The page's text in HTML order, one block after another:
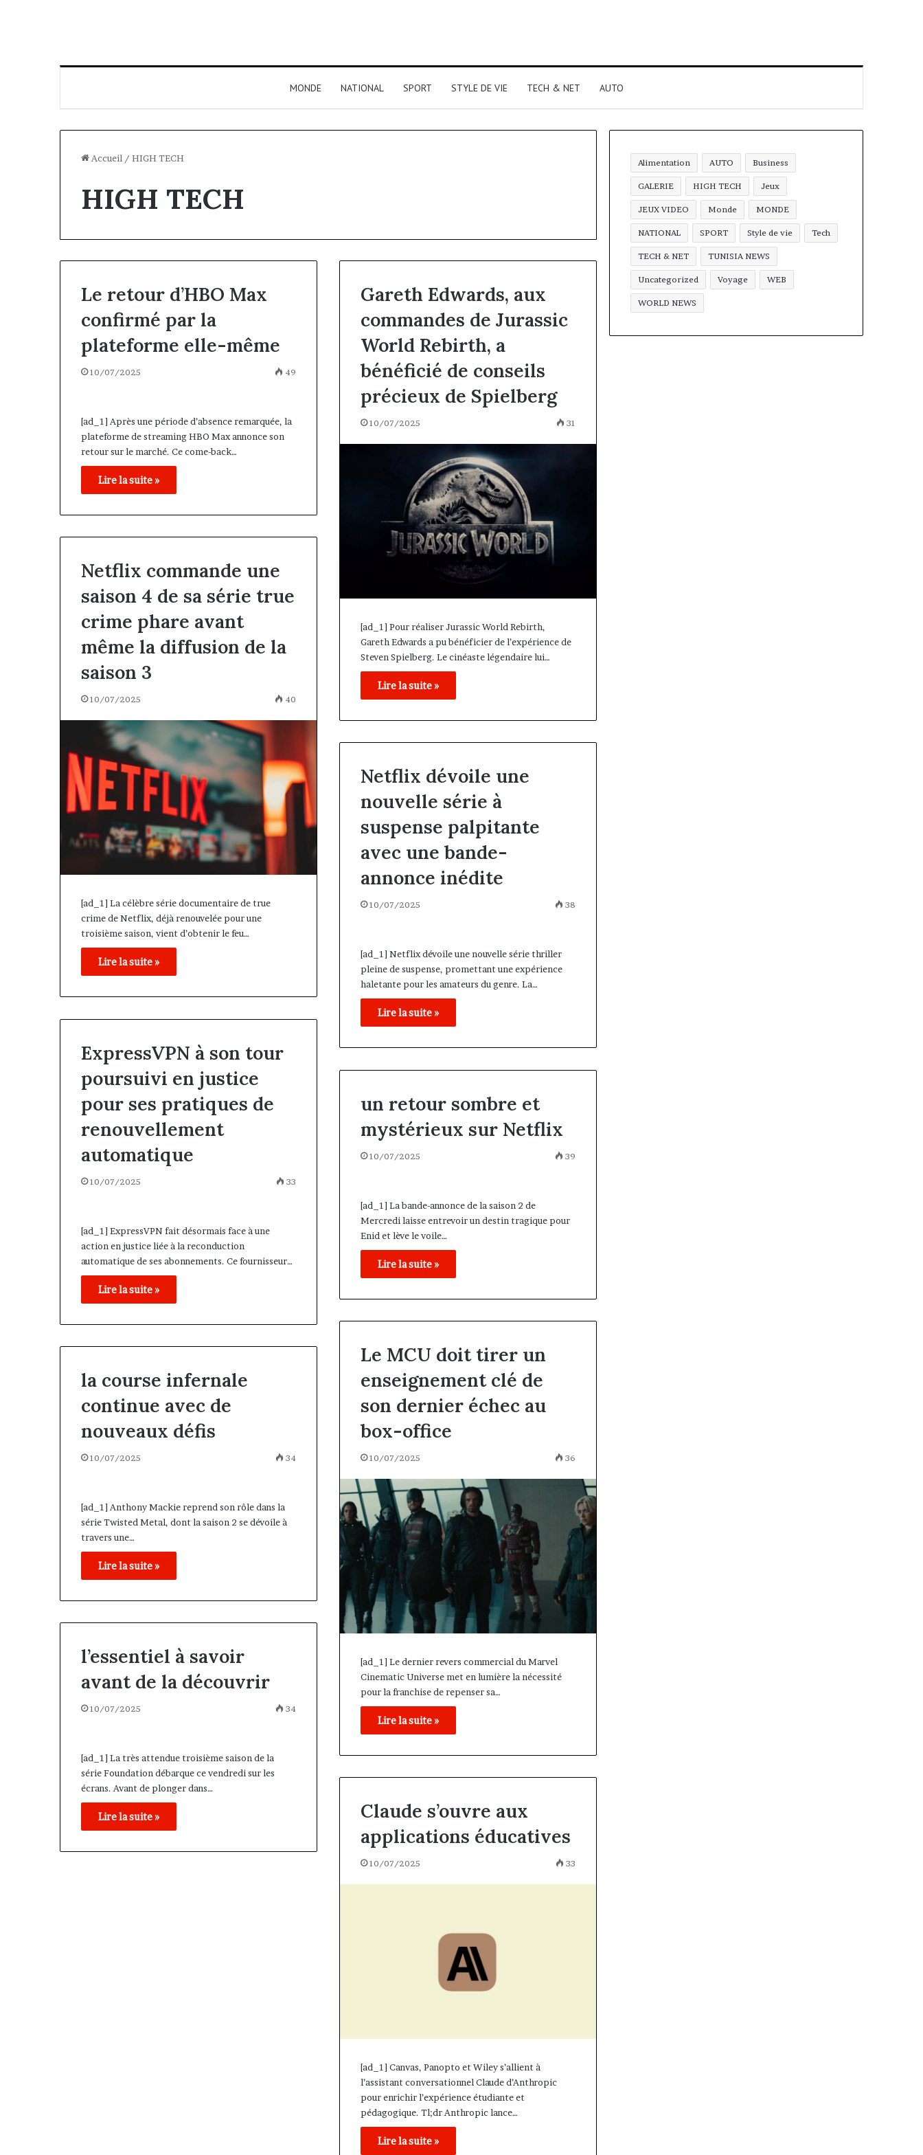
MONDE NATIONAL SPORT STYLE DE VIE TECH & NET AUTO
Accueil / HIGH TECH
HIGH TECH
Le retour d’HBO Max
confirmé par la
plateforme elle-même
10/07/2025 49
[ad_1] Après une période d’absence remarquée, la
plateforme de streaming HBO Max annonce son
retour sur le marché. Ce come-back…
Lire la suite »
Gareth Edwards, aux
commandes de Jurassic
World Rebirth, a
bénéficié de conseils
précieux de Spielberg
10/07/2025 31
[ad_1] Pour réaliser Jurassic World Rebirth,
Gareth Edwards a pu bénéficier de l’expérience de
Steven Spielberg. Le cinéaste légendaire lui…
Lire la suite »
Netflix commande une
saison 4 de sa série true
crime phare avant
même la diffusion de la
saison 3
10/07/2025 40
[ad_1] La célèbre série documentaire de true
crime de Netflix, déjà renouvelée pour une
troisième saison, vient d’obtenir le feu…
Lire la suite »
Netflix dévoile une
nouvelle série à
suspense palpitante
avec une bande-
annonce inédite
10/07/2025 38
[ad_1] Netflix dévoile une nouvelle série thriller
pleine de suspense, promettant une expérience
haletante pour les amateurs du genre. La…
Lire la suite »
ExpressVPN à son tour
poursuivi en justice
pour ses pratiques de
renouvellement
automatique
10/07/2025 33
[ad_1] ExpressVPN fait désormais face à une
action en justice liée à la reconduction
automatique de ses abonnements. Ce fournisseur…
Lire la suite »
un retour sombre et
mystérieux sur Netflix
10/07/2025 39
[ad_1] La bande-annonce de la saison 2 de
Mercredi laisse entrevoir un destin tragique pour
Enid et lève le voile…
Lire la suite »
Le MCU doit tirer un
enseignement clé de
son dernier échec au
box-office
10/07/2025 36
[ad_1] Le dernier revers commercial du Marvel
Cinematic Universe met en lumière la nécessité
pour la franchise de repenser sa…
Lire la suite »
la course infernale
continue avec de
nouveaux défis
10/07/2025 34
[ad_1] Anthony Mackie reprend son rôle dans la
série Twisted Metal, dont la saison 2 se dévoile à
travers une…
Lire la suite »
l’essentiel à savoir
avant de la découvrir
10/07/2025 34
[ad_1] La très attendue troisième saison de la
série Foundation débarque ce vendredi sur les
écrans. Avant de plonger dans…
Lire la suite »
Claude s’ouvre aux
applications éducatives
10/07/2025 33
[ad_1] Canvas, Panopto et Wiley s’allient à
l’assistant conversationnel Claude d’Anthropic
pour enrichir l’expérience étudiante et
pédagogique. Tl;dr Anthropic lance…
Lire la suite »
Alimentation AUTO Business
GALERIE HIGH TECH Jeux
JEUX VIDEO Monde MONDE
NATIONAL SPORT Style de vie Tech
TECH & NET TUNISIA NEWS
Uncategorized Voyage WEB
WORLD NEWS